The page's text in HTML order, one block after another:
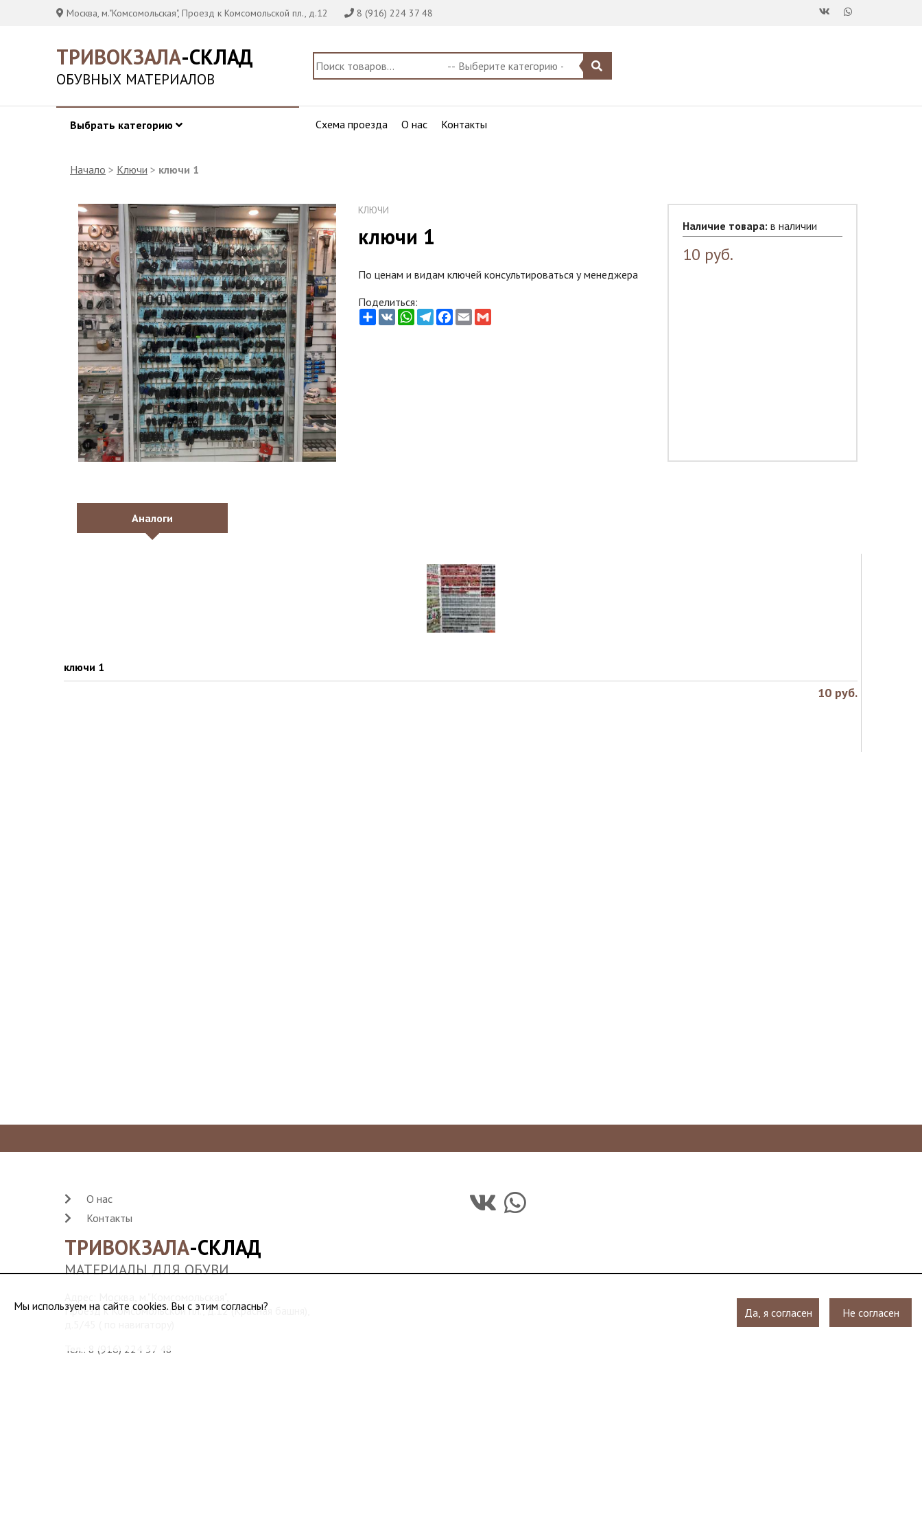
Москва, м."Комсомольская", Проезд к Комсомольской пл., д.12 8 (916) 224 37 48
ТРИВОКЗАЛА-СКЛАД
ОБУВНЫХ МАТЕРИАЛОВ
Выбрать категорию Схема проезда О нас Контакты
Начало > Ключи > ключи 1
КЛЮЧИ
ключи 1
По ценам и видам ключей консультироваться у менеджера
Поделиться:
ShareVK WhatsApp
Telegram
Facebook
EmailGmail
Наличие товара: в наличии
10 руб.
Аналоги
ключи 1
10 руб.
ТРИВОКЗАЛА-СКЛАД
МАТЕРИАЛЫ ДЛЯ ОБУВИ
Проезд к Комсомольской пл., д.12 (Красная башня),
Тел.: 8 (916) 224 37 48
О нас
Контакты
Мы используем на сайте cookies. Вы с этим согласны? Да, я согласен Не согласен